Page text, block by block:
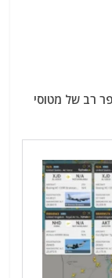
רב של מטוסי